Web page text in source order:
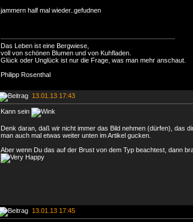
jammern half mal wieder..gefudnen
Das Leben ist eine Bergwiese,
voll von schönen Blumen und von Kuhfladen.
Glück oder Unglück ist nur die Frage, was man mehr anschaut.
Philipp Rosenthal
13.01.13 17:43
Kann sein
Denk daran, daß wir nicht immer das Bild nehmen (dürfen), das
man auch mal etwas weiter unten im Artikel gucken.
Aber wenn Du das auf der Brust von dem Typ beachtest, dann
13.01.13 17:45